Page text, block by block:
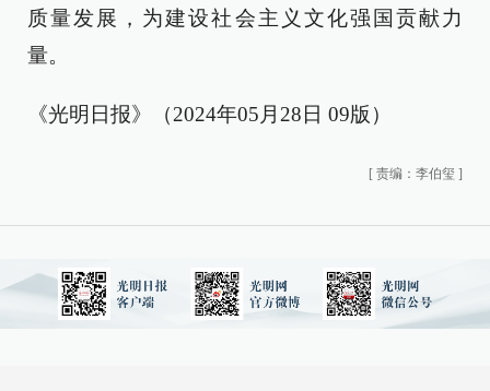
质量发展，为建设社会主义文化强国贡献力
量。
《光明日报》（2024年05月28日 09版）
[ 责编：李伯玺 ]